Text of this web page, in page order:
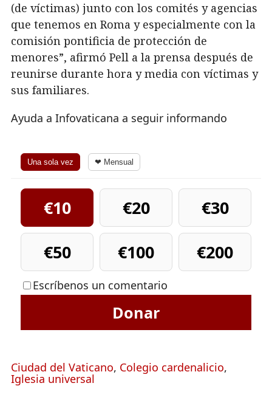
(de víctimas) junto con los comités y agencias
que tenemos en Roma y especialmente con la
comisión pontificia de protección de
menores”, afirmó Pell a la prensa después de
reunirse durante hora y media con víctimas y
sus familiares.
Ayuda a Infovaticana a seguir informando
Una sola vez ❤ Mensual
€10 €20
€30
€50
€100 €200
Escríbenos un comentario
Donar
Ciudad del Vaticano, Colegio cardenalicio,
Iglesia universal